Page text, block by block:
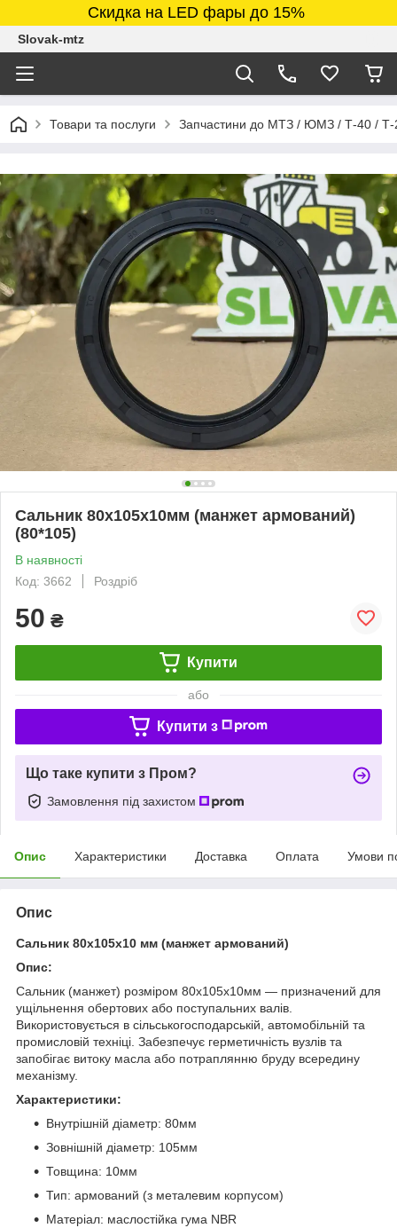
Скидка на LED фары до 15%
Slovak-mtz
Товари та послуги Запчастини до МТЗ / ЮМЗ / Т-40 /
Сальник 80х105х10мм (манжет армований)
(80*105)
В наявності
Код: 3662
Роздріб
50 ₴
Купити
або
Купити з
Що таке купити з Пром?
Замовлення під захистом
Опис Характеристики Доставка Оплата Умови
Опис
Сальник 80х105х10 мм (манжет армований)
Опис:
Сальник (манжет) розміром 80х105х10мм — призначений для
ущільнення обертових або поступальних валів.
Використовується в сільськогосподарській, автомобільній та
промисловій техніці. Забезпечує герметичність вузлів та
запобігає витоку масла або потраплянню бруду всередину
механізму.
Характеристики:
Внутрішній діаметр: 80мм
Зовнішній діаметр: 105мм
Товщина: 10мм
Тип: армований (з металевим корпусом)
Матеріал: маслостійка гума NBR